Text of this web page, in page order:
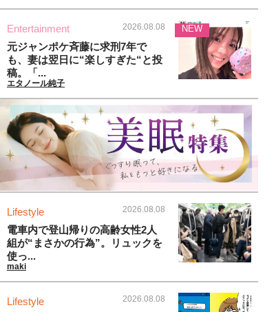
Entertainment 2026.08.08
元ジャンポケ斉藤に求刑7年で
も、妻は翌日に“楽しすぎた“と投
稿。「...
エタノール純子
NEW
Lifestyle 2026.08.08
電車内で登山帰りの高齢女性2人
組が“まさかの行為”。リュックを
使っ...
maki
Lifestyle 2026.08.08